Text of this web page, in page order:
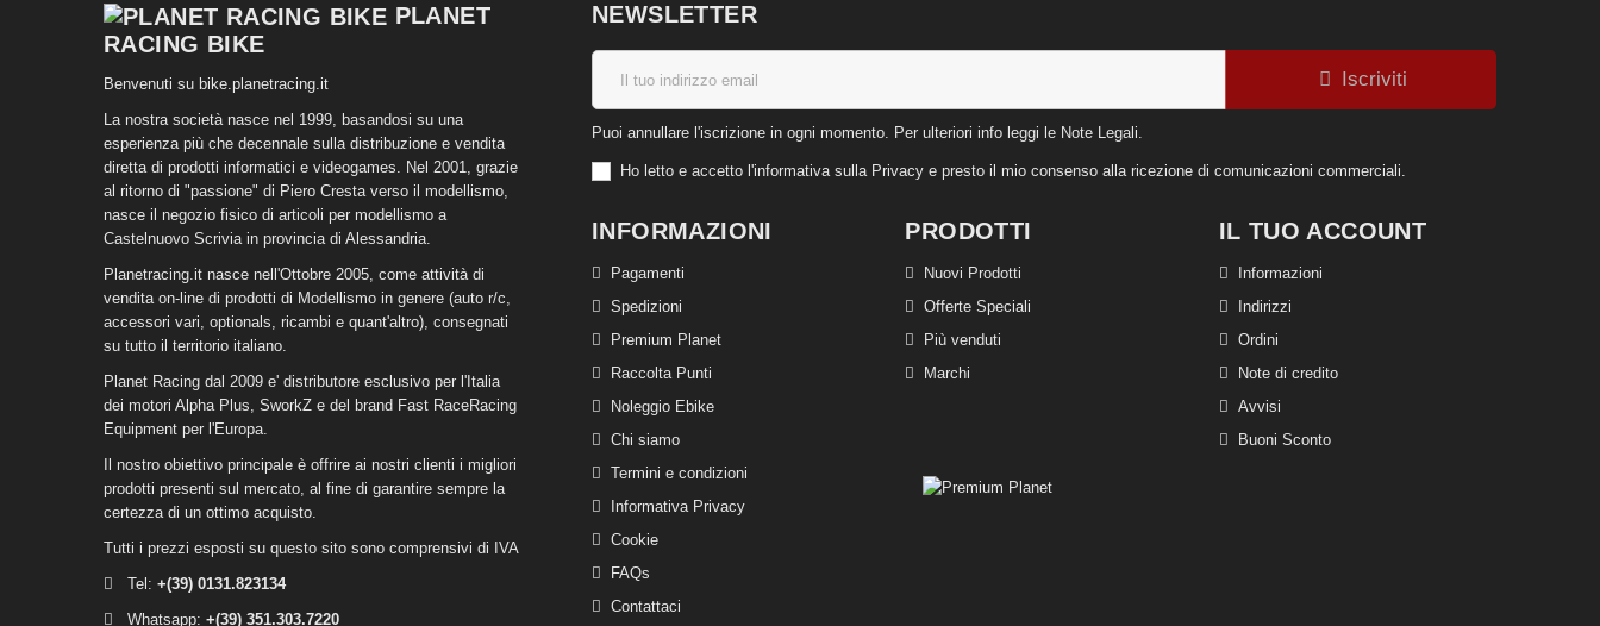
PLANET
RACING BIKE
Benvenuti su bike.planetracing.it
La nostra società nasce nel 1999, basandosi su una
esperienza più che decennale sulla distribuzione e vendita
diretta di prodotti informatici e videogames. Nel 2001, grazie
al ritorno di "passione" di Piero Cresta verso il modellismo,
nasce il negozio fisico di articoli per modellismo a
Castelnuovo Scrivia in provincia di Alessandria.
Planetracing.it nasce nell'Ottobre 2005, come attività di
vendita on-line di prodotti di Modellismo in genere (auto r/c,
accessori vari, optionals, ricambi e quant'altro), consegnati
su tutto il territorio italiano.
Planet Racing dal 2009 e' distributore esclusivo per l'Italia
dei motori Alpha Plus, SworkZ e del brand Fast RaceRacing
Equipment per l'Europa.
Il nostro obiettivo principale è offrire ai nostri clienti i migliori
prodotti presenti sul mercato, al fine di garantire sempre la
certezza di un ottimo acquisto.
Tutti i prezzi esposti su questo sito sono comprensivi di IVA
Tel: +(39) 0131.823134
Whatsapp: +(39) 351.303.7220
NEWSLETTER
Iscriviti
Puoi annullare l'iscrizione in ogni momento. Per ulteriori info leggi le Note Legali.
Ho letto e accetto l'informativa sulla Privacy e presto il mio consenso alla ricezione di comunicazioni commerciali.
INFORMAZIONI
Pagamenti
Spedizioni
Premium Planet
Raccolta Punti
Noleggio Ebike
Chi siamo
Termini e condizioni
Informativa Privacy
Cookie
FAQs
Contattaci
PRODOTTI
Nuovi Prodotti
Offerte Speciali
Più venduti
Marchi
IL TUO ACCOUNT
Informazioni
Indirizzi
Ordini
Note di credito
Avvisi
Buoni Sconto